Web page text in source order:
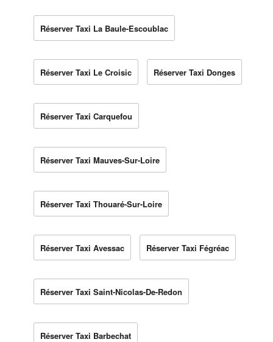
Réserver Taxi La Baule-Escoublac
Réserver Taxi Le Croisic Réserver Taxi Donges
Réserver Taxi Carquefou
Réserver Taxi Mauves-Sur-Loire
Réserver Taxi Thouaré-Sur-Loire
Réserver Taxi Avessac Réserver Taxi Fégréac
Réserver Taxi Saint-Nicolas-De-Redon
Réserver Taxi Barbechat